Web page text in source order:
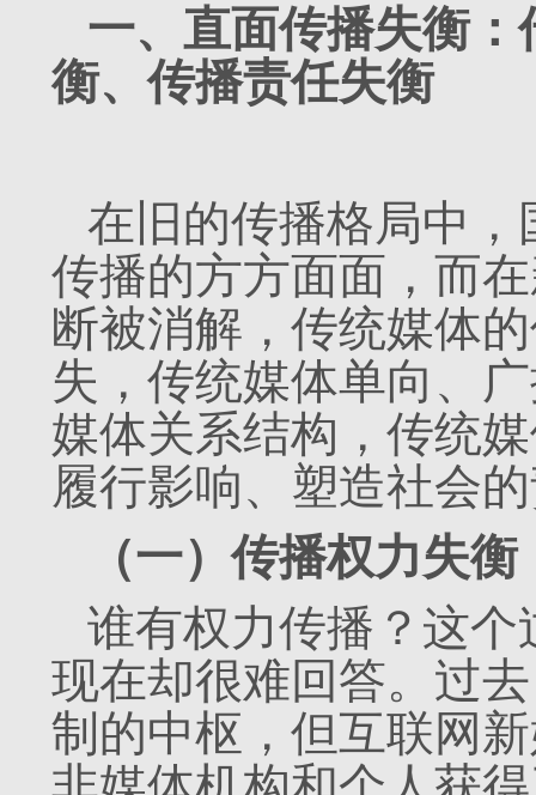
一、直面传播失衡
衡、传播责任失衡
在旧的传播格局中
传播的方方面面，而
断被消解，传统媒体
失，传统媒体单向、
媒体关系结构，传统
履行影响、塑造社会
（一）传播权力失衡
谁有权力传播？这
现在却很难回答。过
制的中枢，但互联网